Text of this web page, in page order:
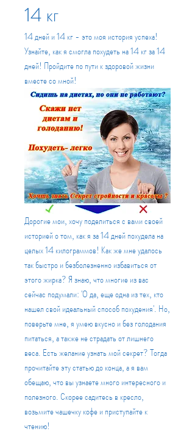
14 кг
14 дней и 14 кг - это моя история успеха!
Узнайте, как я смогла похудеть на 14 кг за 14
дней! Пройдите по пути к здоровой жизни
вместе со мной!
Дорогие мои, хочу поделиться с вами своей
историей о том, как я за 14 дней похудела на
целых 14 килограммов! Как же мне удалось
так быстро и безболезненно избавиться от
этого жирка? Я знаю, что многие из вас
сейчас подумали: 'О да, еще одна из тех, кто
нашел свой идеальный способ похудения'. Но,
поверьте мне, я умею вкусно и без голодания
питаться, а также не страдать от лишнего
веса. Есть желание узнать мой секрет? Тогда
прочитайте эту статью до конца, а я вам
обещаю, что вы узнаете много интересного и
полезного. Скорее садитесь в кресло,
возьмите чашечку кофе и приступайте к
чтению!